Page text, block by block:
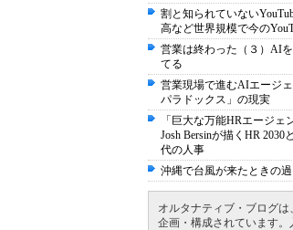
割と知られていない
高など世界規模で今の
営業は終わった（３）AI
てる
営業現場で進むAIエージ
パラドックス」の現実
「巨大な万能HRエージ
Josh Bersinが描くHR
代の人事
沖縄で台風が来たときの
オルタナティブ・ブログは
企画・構成されています